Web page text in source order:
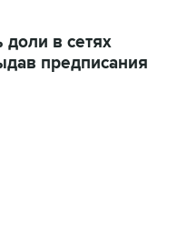
в сетях
предписания